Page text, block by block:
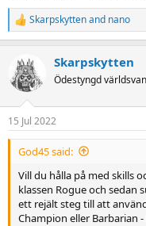
R
e
c
t
i
s
:
Skarpskyttenand nano
Skarpskytten
Ödestyngd
15 Jul 2022
God45 said:
Vill du hålla på med skills
klassen Rogue och sedan
ett rejält steg till att
Champion eller Barbarian -